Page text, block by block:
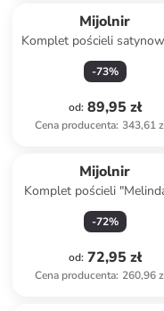
Mijolnir
Komplet pościeli
kolorze jasnoróżowym
-73%
od: 89,95 zł
Cena producenta: 343,61
Mijolnir
Komplet pościeli
kolorze różowym
-72%
od: 72,95 zł
Cena producenta: 260,96